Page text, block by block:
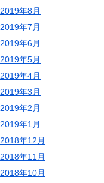
2019年8月
2019年7月
2019年6月
2019年5月
2019年4月
2019年3月
2019年2月
2019年1月
2018年12月
2018年11月
2018年10月